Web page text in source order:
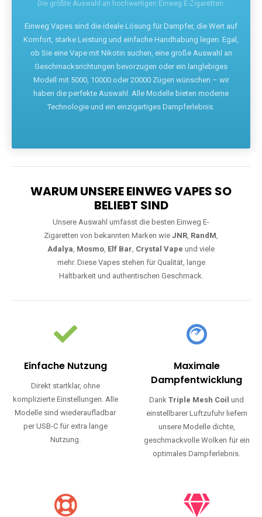
Die größte Auswahl an hochwertigen Einweg E-Zigaretten.
Einweg Vapes sind die ideale Lösung für Dampfer, die Wert auf
Komfort, starke Leistung und einfache Handhabung legen. Egal,
ob Sie eine Vape mit Nikotin suchen, eine große Auswahl an
Geschmacksrichtungen bevorzugen oder ein langlebiges
Modell mit 5000, 10000 oder 20000 Zügen wünschen – wir
haben die perfekte Auswahl. Alle Modelle bieten moderne
Technologie und ein einzigartiges Dampferlebnis.
WARUM UNSERE EINWEG VAPES SO
BELIEBT SIND
Unsere Auswahl umfasst die besten Einweg E-
Zigaretten von bekannten Marken wie JNR, RandM,
Adalya, Mosmo, Elf Bar , Crystal Vape und viele
mehr. Diese Vapes stehen für Qualität, lange
Haltbarkeit und authentischen Geschmack.
Einfache Nutzung
Direkt startklar, ohne
komplizierte Einstellungen. Alle
Modelle sind wiederaufladbar
per USB-C für extra lange
Nutzung.
Maximale
Dampfentwicklung
Dank Triple Mesh Coil und
einstellbarer Luftzufuhr liefern
unsere Modelle dichte,
geschmackvolle Wolken für ein
optimales Dampferlebnis.